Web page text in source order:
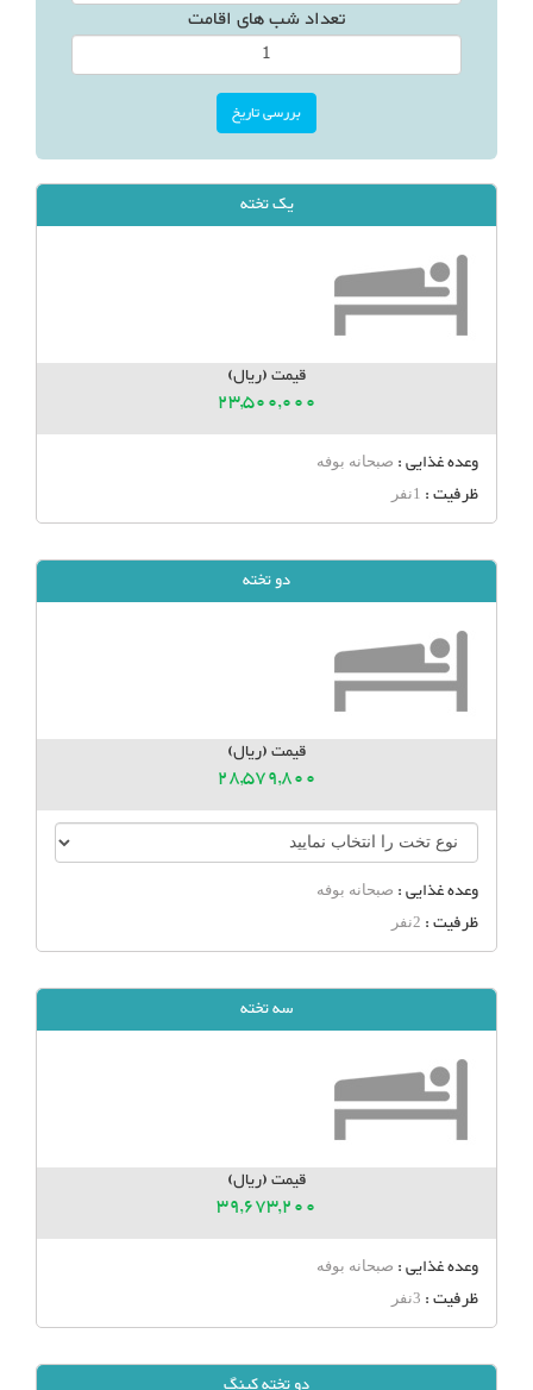
تعداد شب های اقامت
یک تخته
قیمت (ریال)
23,500,000
وعده غذایی : صبحانه بوفه
ظرفیت : 1نفر
دو تخته
قیمت (ریال)
28,579,800
وعده غذایی : صبحانه بوفه
ظرفیت : 2نفر
سه تخته
قیمت (ریال)
39,673,200
وعده غذایی : صبحانه بوفه
ظرفیت : 3نفر